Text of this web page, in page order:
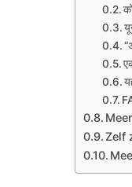
Zelf